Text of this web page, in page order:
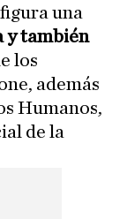
una
y también
los
además
Humanos,
de la